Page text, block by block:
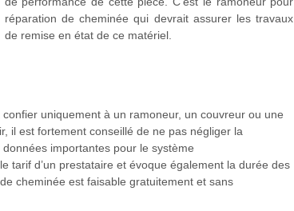
réparation de cheminée qui devrait assurer les travaux
de remise en état de ce matériel.
uniquement à un ramoneur, un couvreur ou une
il est fortement conseillé de ne pas négliger la
importantes pour le système
tarif d’un prestataire et évoque également la durée des
cheminée est faisable gratuitement et sans